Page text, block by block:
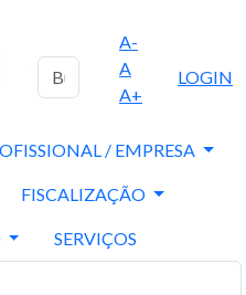
A-
A
A+
LOGIN
/ EMPRESA
FISCALIZAÇÃO
SERVIÇOS